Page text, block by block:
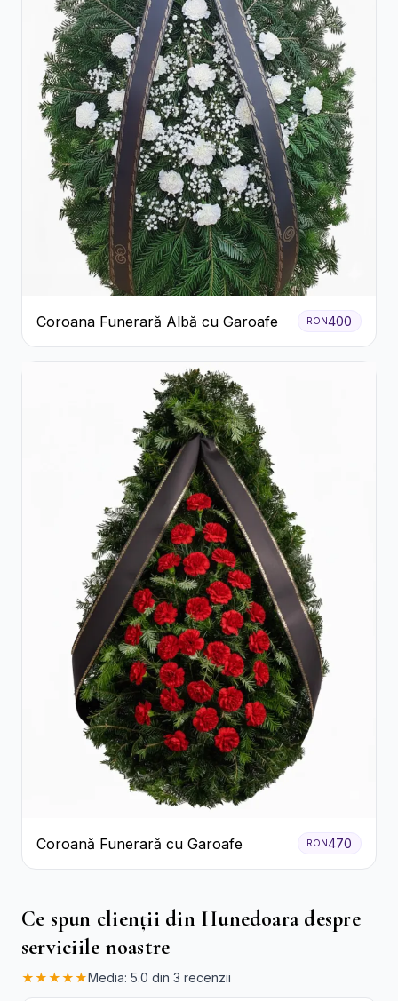
Coroana Funerară Albă cu Garoafe RON400
Coroană Funerară cu Garoafe RON470
Ce spun clienții din Hunedoara despre
serviciile noastre
★★★★★Media: 5.0 din 3 recenzii